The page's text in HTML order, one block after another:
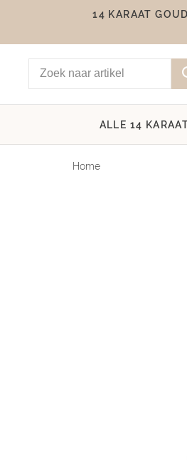
14 KARAAT GOUD
ALLE 14
Home